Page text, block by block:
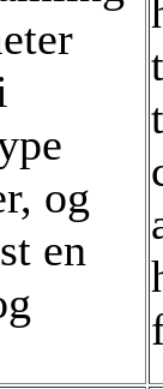
og
en